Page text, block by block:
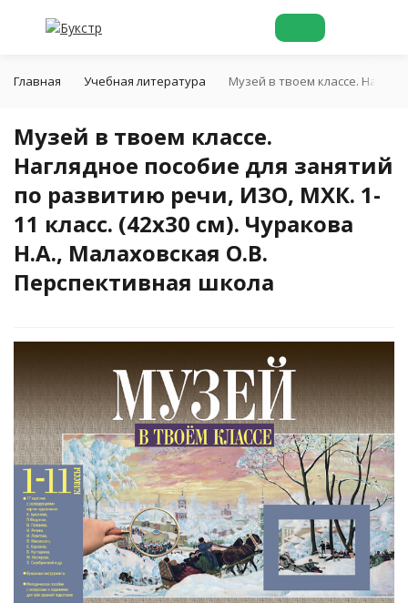
Главная Учебная литература Музей в твоем классе.
Музей в твоем классе.
Наглядное пособие для занятий
по развитию речи, ИЗО, МХК. 1-
11 класс. (42х30 см). Чуракова
Н.А., Малаховская О.В.
Перспективная школа